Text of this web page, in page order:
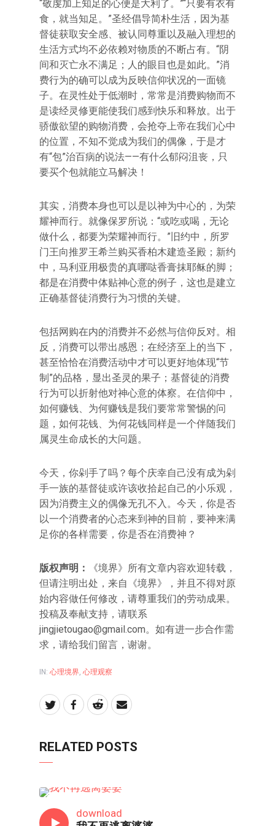
“敬虔加上知足的心便是大利了。”“只要有衣有
食，就当知足。”圣经倡导简朴生活，因为基
督徒获取安全感、被认同尊重以及融入理想的
生活方式均不必依赖对物质的不断占有。“阴
间和灭亡永不满足；人的眼目也是如此。”消
费行为的确可以成为反映信仰状况的一面镜
子。在灵性处于低潮时，常常是消费购物而不
是读经灵修更能使我们感到快乐和释放。出于
骄傲欲望的购物消费，会抢夺上帝在我们心中
的位置，不知不觉成为我们的偶像，于是才
有“包”治百病的说法——有什么郁闷沮丧，只
要买个包就能立马解决！
其实，消费本身也可以是以神为中心的，为荣
耀神而行。就像保罗所说：“或吃或喝，无论
做什么，都要为荣耀神而行。”旧约中，所罗
门王向推罗王希兰购买香柏木建造圣殿；新约
中，马利亚用极贵的真哪哒香膏抹耶稣的脚；
都是在消费中体贴神心意的例子，这也是建立
正确基督徒消费行为习惯的关键。
包括网购在内的消费并不必然与信仰反对。相
反，消费可以带出感恩；在经济至上的当下，
甚至恰恰在消费活动中才可以更好地体现“节
制”的品格，显出圣灵的果子；基督徒的消费
行为可以折射他对神心意的体察。在信仰中，
如何赚钱、为何赚钱是我们要常常警惕的问
题，如何花钱、为何花钱同样是一个伴随我们
属灵生命成长的大问题。
今天，你剁手了吗？每个庆幸自己没有成为剁
手一族的基督徒或许该收拾起自己的小乐观，
因为消费主义的偶像无孔不入。今天，你是否
以一个消费者的心态来到神的目前，要神来满
足你的各样需要，你是否在消费神？
版权声明：
《境界》所有文章内容欢迎转载，
但请注明出处，来自《境界》，并且不得对原
始内容做任何修改，请尊重我们的劳动成果。
投稿及奉献支持，请联系
jingjietougao@gmail.com。如有进一步合作需
求，请给我们留言，谢谢。
IN: 心理境界, 心理观察
RELATED POSTS
download